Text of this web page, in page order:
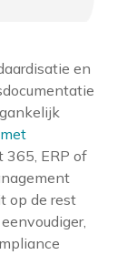
en
365, ERP of
op de rest